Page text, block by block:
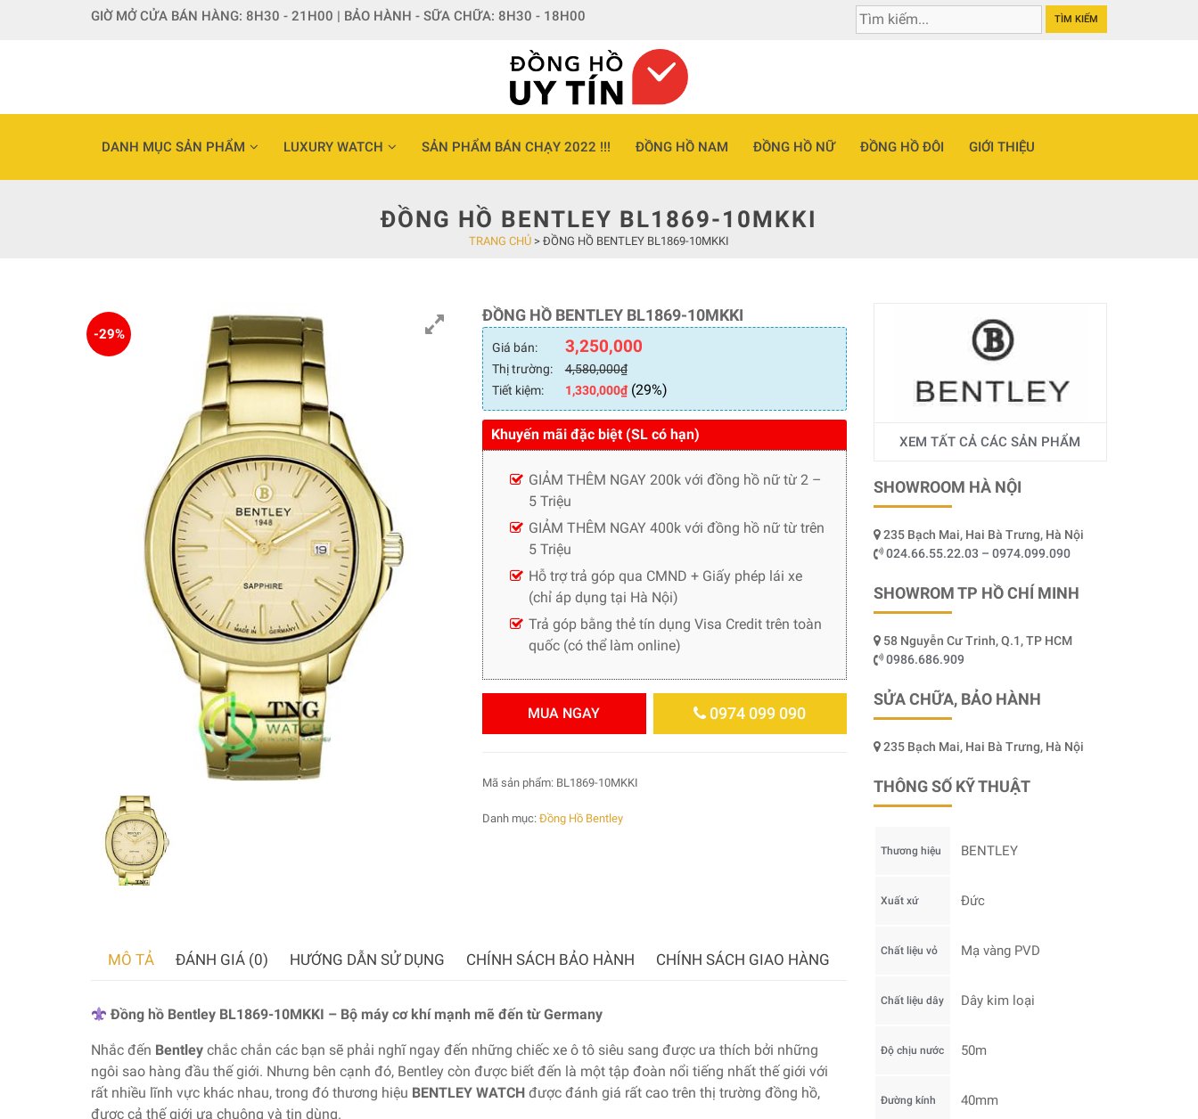
GIỜ MỞ CỬA BÁN HÀNG: 8H30 - 21H00 | BẢO HÀNH - SỮA CHỮA: 8H30 - 18H00 TÌM KIẾM
DANH MỤC SẢN PHẨM LUXURY WATCH SẢN PHẨM BÁN CHẠY 2022 !!! ĐỒNG HỒ NAM ĐỒNG HỒ NỮ ĐỒNG HỒ ĐÔI GIỚI THIỆU
ĐỒNG HỒ BENTLEY BL1869-10MKKI
TRANG CHỦ > ĐỒNG HỒ BENTLEY BL1869-10MKKI
-29%
ĐỒNG HỒ BENTLEY BL1869-10MKKI
Giá bán: 3,250,000
Thị trường: 4,580,000₫
Tiết kiệm:
1,330,000₫(29%)
Khuyến mãi đặc biệt (SL có hạn)
GIẢM THÊM NGAY 200k với đồng hồ nữ từ 2 –
5 Triệu
GIẢM THÊM NGAY 400k với đồng hồ nữ từ trên
5 Triệu
Hỗ trợ trả góp qua CMND + Giấy phép lái xe
(chỉ áp dụng tại Hà Nội)
Trả góp bằng thẻ tín dụng Visa Credit trên toàn
quốc (có thể làm online)
MUA NGAY 0974 099 090
Mã sản phẩm: BL1869-10MKKI
Danh mục: Đồng Hồ Bentley
MÔ TẢ ĐÁNH GIÁ (0) HƯỚNG DẪN SỬ DỤNG CHÍNH SÁCH BẢO HÀNH CHÍNH SÁCH GIAO HÀNG
Đồng hồ Bentley BL1869-10MKKI – Bộ máy cơ khí mạnh mẽ đến từ Germany
Nhắc đến Bentley chắc chắn các bạn sẽ phải nghĩ ngay đến những chiếc xe ô tô siêu sang được ưa thích bởi những
ngôi sao hàng đầu thế giới. Nhưng bên cạnh đó, Bentley còn được biết đến là một tập đoàn nổi tiếng nhất thế giới với
rất nhiều lĩnh vực khác nhau, trong đó thương hiệu BENTLEY WATCH được đánh giá rất cao trên thị trường đồng hồ,
được cả thế giới ưa chuộng và tin dùng.
XEM TẤT CẢ CÁC SẢN PHẨM
SHOWROOM HÀ NỘI
235 Bạch Mai, Hai Bà Trưng, Hà Nội
024.66.55.22.03 – 0974.099.090
SHOWROM TP HỒ CHÍ MINH
58 Nguyễn Cư Trinh, Q.1, TP HCM
0986.686.909
SỬA CHỮA, BẢO HÀNH
235 Bạch Mai, Hai Bà Trưng, Hà Nội
THÔNG SỐ KỸ THUẬT
Thương hiệu BENTLEY
Xuất xứ Đức
Chất liệu vỏ Mạ vàng PVD
Chất liệu dây Dây kim loại
Độ chịu nước 50m
Đường kính 40mm